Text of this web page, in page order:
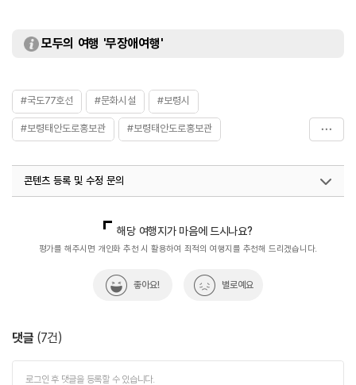
화장실
있음
모두의 여행 '무장애여행'
#국도77호선 #문화시설 #보령시
#보령태안도로홍보관 #보령태안도로홍보관
콘텐츠 등록 및 수정 문의
해당 여행지가 마음에 드시나요?
평가를 해주시면 개인화 추천 시 활용하여 최적의 여행지를 추천해 드리겠습니다.
좋아요! 별로예요
댓글 (7건)